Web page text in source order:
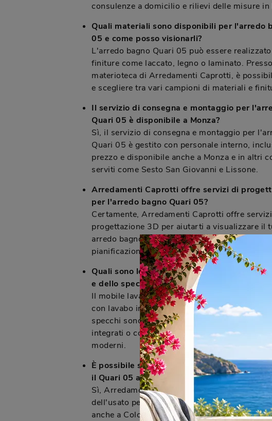
consulenze a domicilio e rilievi delle misure in
Quali materiali sono disponibili per l'arredo
05 e come posso visionarli?
L'arredo bagno Quari 05 può essere
finiture come laccato, legno o laminato.
materioteca di Arredamenti Caprotti, è
e scegliere tra vari campioni di materiali e
Il servizio di consegna e montaggio per
Quari 05 è disponibile a Monza?
Sì, il servizio di consegna e montaggio per
Quari 05 è gestito con personale interno,
prezzo e disponibile anche a Monza e in altri
serviti come Sesto San Giovanni e Lissone.
Arredamenti Caprotti offre servizi di
per l'arredo bagno Quari 05?
Certamente, Arredamenti Caprotti offre
progettazione 3D per aiutarti a visualizzare il
arredo bagno Quari 05. Questo servizio
pianificazione degli impianti, se necessario.
Quali sono le caratteristiche principali del
e dello specchio nel modello Quari 05 di
Il mobile lavabo Quari 05 può essere sospeso
con lavabo integrato, d'appoggio o
specchi sono disponibili in versione semplice,
integrati o con contenitore, offrendo
moderni.
È possibile smaltire il vecchio arredo bagno
il Quari 05 a Cologno Monzese?
Sì, Arredamenti Caprotti offre il servizio di
dell'usato per i clienti che acquistano il nuovo
anche a Cologno Monzese. È un servizio